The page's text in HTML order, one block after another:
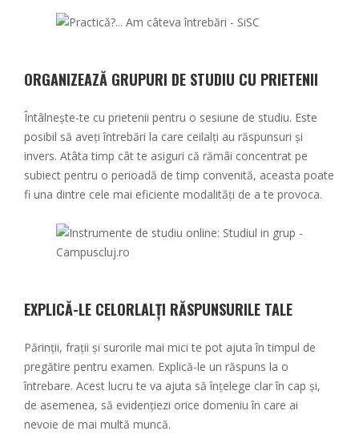
ORGANIZEAZĂ GRUPURI DE STUDIU CU PRIETENII
Întâlnește-te cu prietenii pentru o sesiune de studiu. Este
posibil să aveți întrebări la care ceilalți au răspunsuri și
invers. Atâta timp cât te asiguri că rămâi concentrat pe
subiect pentru o perioadă de timp convenită, aceasta poate
fi una dintre cele mai eficiente modalități de a te provoca.
EXPLICĂ-LE CELORLALȚI RĂSPUNSURILE TALE
Părinții, frații și surorile mai mici te pot ajuta în timpul de
pregătire pentru examen. Explică-le un răspuns la o
întrebare. Acest lucru te va ajuta să înțelege clar în cap și,
de asemenea, să evidențiezi orice domeniu în care ai
nevoie de mai multă muncă.